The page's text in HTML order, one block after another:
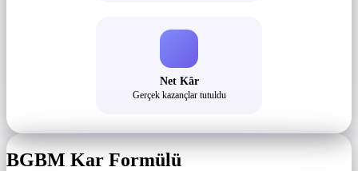
Net Kâr
Gerçek kazançlar tutuldu
BGBM Kar Formülü